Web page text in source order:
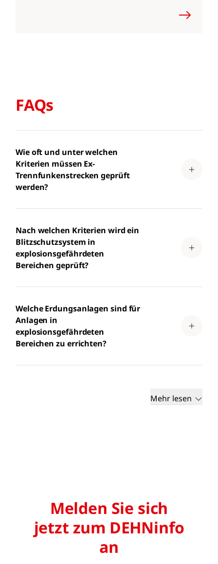
FAQs
Wie oft und unter welchen
Kriterien müssen Ex-
Trennfunkenstrecken geprüft
werden?
Nach welchen Kriterien wird ein
Blitzschutzsystem in
explosionsgefährdeten
Bereichen geprüft?
Welche Erdungsanlagen sind für
Anlagen in
explosionsgefährdeten
Bereichen zu errichten?
Mehr lesen
Melden Sie sich
jetzt zum DEHNinfo
an